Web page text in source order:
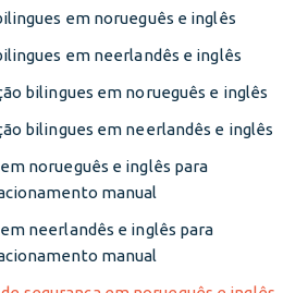
em norueguês e inglês
em neerlandês e inglês
bilingues em norueguês e inglês
bilingues em neerlandês e inglês
norueguês e inglês para
manual
neerlandês e inglês para
manual